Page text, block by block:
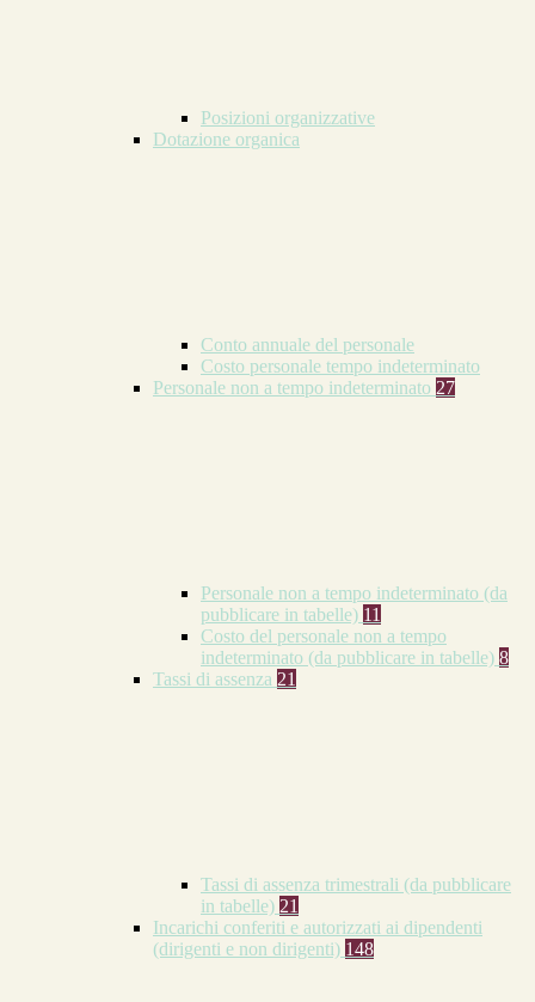
Posizioni organizzative
Dotazione organica
Conto annuale del personale
Costo personale tempo indeterminato
Personale non a tempo indeterminato 27
Personale non a tempo indeterminato (da
pubblicare in tabelle) 11
Costo del personale non a tempo
indeterminato (da pubblicare in tabelle) 8
Tassi di assenza 21
Tassi di assenza trimestrali (da pubblicare
in tabelle) 21
Incarichi conferiti e autorizzati ai dipendenti
(dirigenti e non dirigenti) 148